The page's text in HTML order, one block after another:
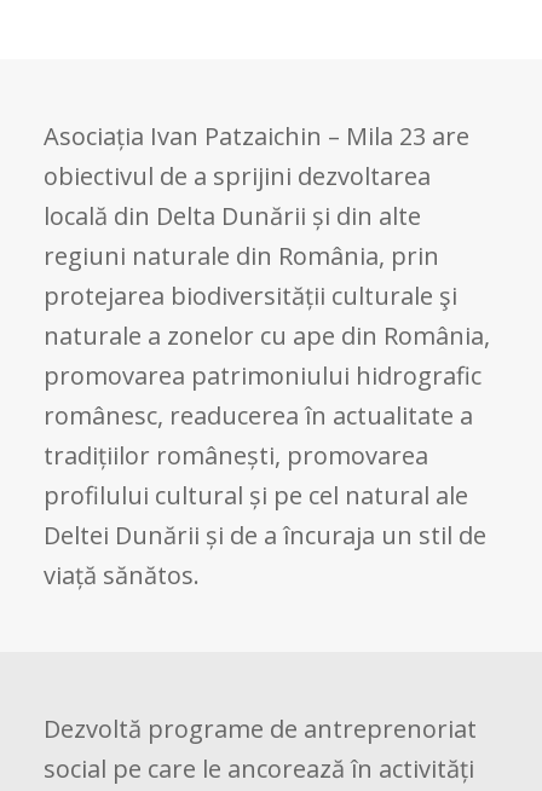
Asociația Ivan Patzaichin – Mila 23 are
obiectivul de a sprijini dezvoltarea
locală din Delta Dunării și din alte
regiuni naturale din România, prin
protejarea biodiversității culturale şi
naturale a zonelor cu ape din România,
promovarea patrimoniului hidrografic
românesc, readucerea în actualitate a
tradițiilor românești, promovarea
profilului cultural și pe cel natural ale
Deltei Dunării și de a încuraja un stil de
viață sănătos.
Dezvoltă programe de antreprenoriat
social pe care le ancorează în activități